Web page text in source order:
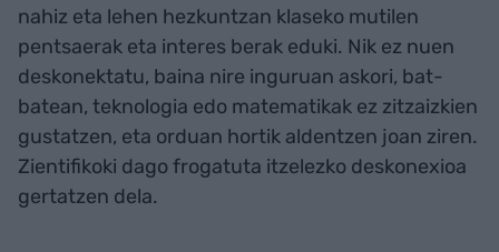
nahiz eta lehen hezkuntzan klaseko mutilen
pentsaerak eta interes berak eduki. Nik ez nuen
deskonektatu, baina nire inguruan askori, bat-
batean, teknologia edo matematikak ez zitzaizkien
gustatzen, eta orduan hortik aldentzen joan ziren.
Zientifikoki dago frogatuta itzelezko deskonexioa
gertatzen dela.